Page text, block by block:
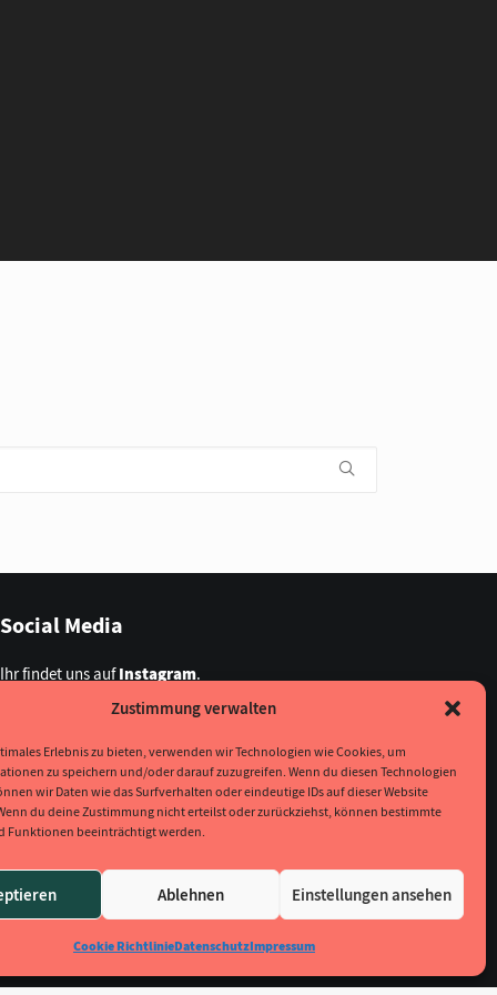
Zustimmung verwalten
Erlebnis zu bieten, verwenden wir Technologien wie Cookies, um
zu speichern und/oder darauf zuzugreifen. Wenn du diesen Technologien
wir Daten wie das Surfverhalten oder eindeutige IDs auf dieser Website
du deine Zustimmung nicht erteilst oder zurückziehst, können bestimmte
Funktionen beeinträchtigt werden.
Ablehnen Einstellungen ansehen
Cookie RichtlinieDatenschutzImpressum
Social Media
Ihr findet uns aufInstagram.
Impressum
Datenschutzerklärung